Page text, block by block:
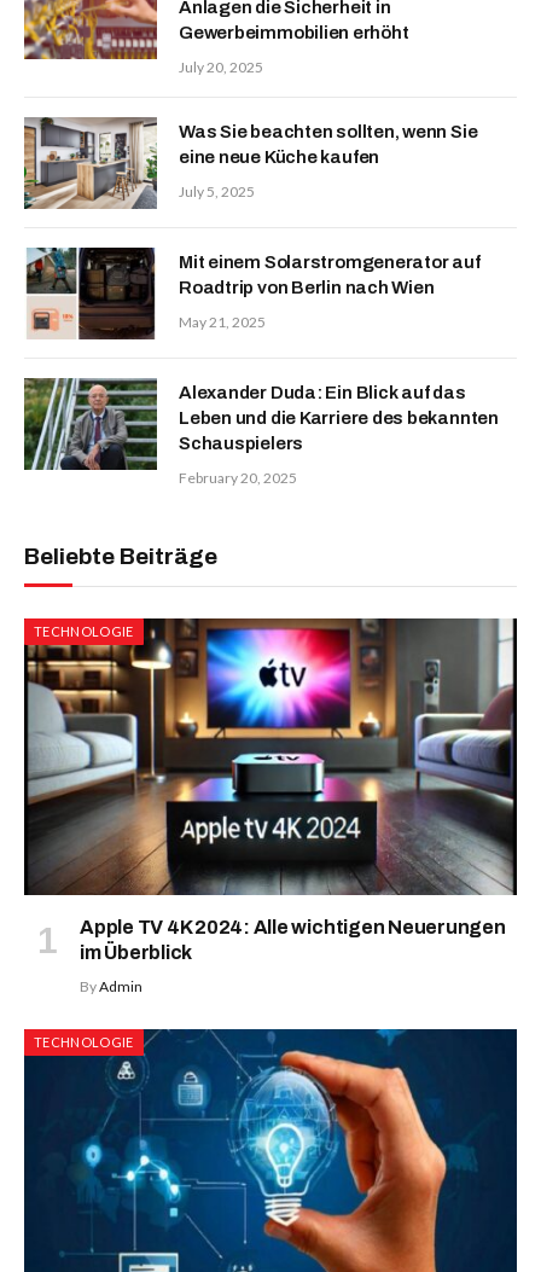
Anlagen die Sicherheit in
Gewerbeimmobilien erhöht
July 20, 2025
Was Sie beachten sollten, wenn Sie
eine neue Küche kaufen
July 5, 2025
Mit einem Solarstromgenerator auf
Roadtrip von Berlin nach Wien
May 21, 2025
Alexander Duda: Ein Blick auf das
Leben und die Karriere des bekannten
Schauspielers
February 20, 2025
Beliebte Beiträge
TECHNOLOGIE
Apple TV 4K 2024: Alle wichtigen Neuerungen
im Überblick
ByAdmin
TECHNOLOGIE